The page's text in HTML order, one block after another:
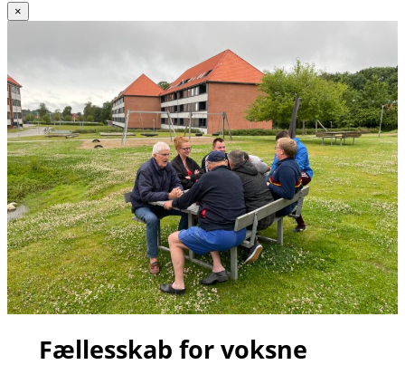
×
Fællesskab for voksne